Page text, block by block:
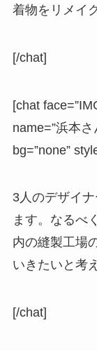
着物をリメイ
[/chat]
[chat
name=”浜本さ
bg=”none”
3人のデザイ
ます。なるべ
内の縫製工場
いきたいと考
[/chat]